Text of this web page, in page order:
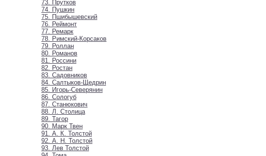
73. Прутков
74. Пушкин
75. Пшибышевский
76. Реймонт
77. Ремарк
78. Римский-Корсаков
79. Роллан
80. Романов
81. Россини
82. Ростан
83. Садовников
84. Салтыков-Щедрин
85. Игорь-Северянин
86. Сологуб
87. Станюкович
88. Л. Столица
89. Тагор
90. Марк Твен
91. А. К. Толстой
92. А. Н. Толстой
93. Лев Толстой